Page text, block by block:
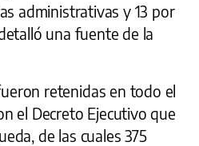
administrativas y 13 por
una fuente de la
retenidas en todo el
el Decreto Ejecutivo que
de las cuales 375